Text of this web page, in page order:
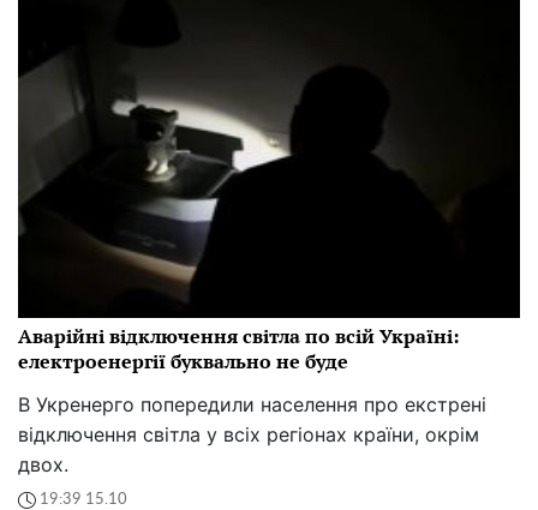
Аварійні відключення світла по всій Україні:
електроенергії буквально не буде
В Укренерго попередили населення про екстрені
відключення світла у всіх регіонах країни, окрім
двох.
19:39 15.10